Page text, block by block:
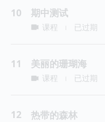
10 期中测试
课程 已过期
11 美丽的珊瑚海
课程 已过期
12 热带的森林